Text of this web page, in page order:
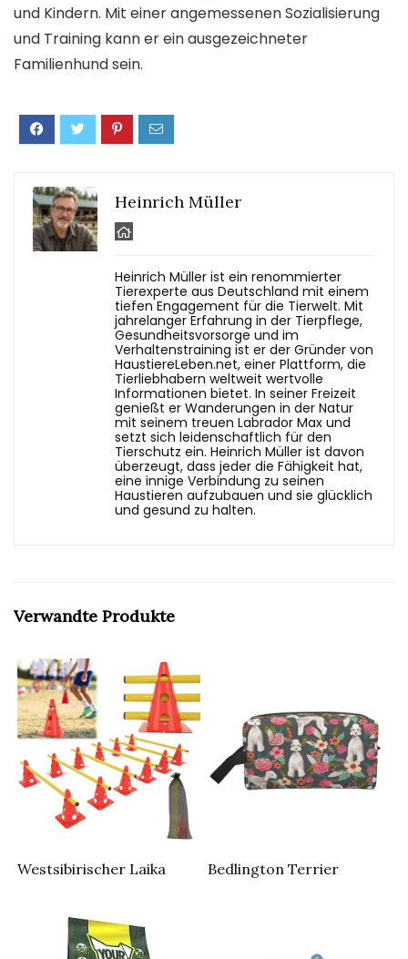
und Kindern. Mit einer angemessenen Sozialisierung
und Training kann er ein ausgezeichneter
Familienhund sein.
Heinrich Müller
Heinrich Müller ist ein renommierter
Tierexperte aus Deutschland mit einem
tiefen Engagement für die Tierwelt. Mit
jahrelanger Erfahrung in der Tierpflege,
Gesundheitsvorsorge und im
Verhaltenstraining ist er der Gründer von
HaustiereLeben.net, einer Plattform, die
Tierliebhabern weltweit wertvolle
Informationen bietet. In seiner Freizeit
genießt er Wanderungen in der Natur
mit seinem treuen Labrador Max und
setzt sich leidenschaftlich für den
Tierschutz ein. Heinrich Müller ist davon
überzeugt, dass jeder die Fähigkeit hat,
eine innige Verbindung zu seinen
Haustieren aufzubauen und sie glücklich
und gesund zu halten.
Verwandte Produkte
Westsibirischer Laika Bedlington Terrier